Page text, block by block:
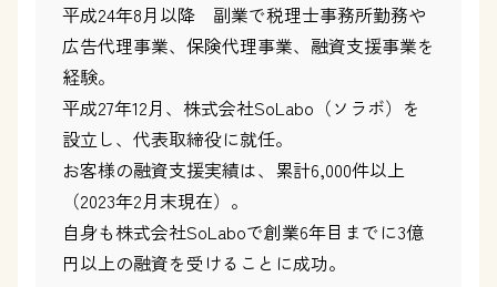
平成24年8月以降 副業で税理士事務所勤務や
広告代理事業、保険代理事業、融資支援事業を
経験。
平成27年12月、株式会社SoLabo（ソラボ）を
設立し、代表取締役に就任。
お客様の融資支援実績は、累計6,000件以上
（2023年2月末現在）。
自身も株式会社SoLaboで創業6年目までに3億
円以上の融資を受けることに成功。